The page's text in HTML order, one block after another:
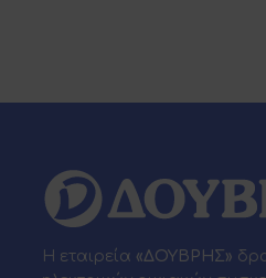
Η εταιρεία «ΔΟΥΒΡΗΣ»